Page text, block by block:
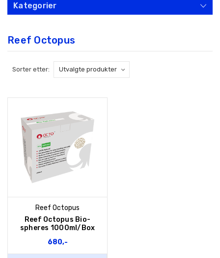
Kategorier
Reef Octopus
Sorter etter:
Reef Octopus
Reef Octopus Bio-
spheres 1000ml/Box
680,-